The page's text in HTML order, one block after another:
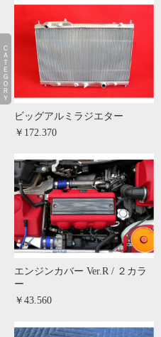
ビッグアルミラジエター
￥172.370
エンジンカバー Ver.R / ２カラ
ー
￥43.560
ＣＡＴＥＧＯＲＹ